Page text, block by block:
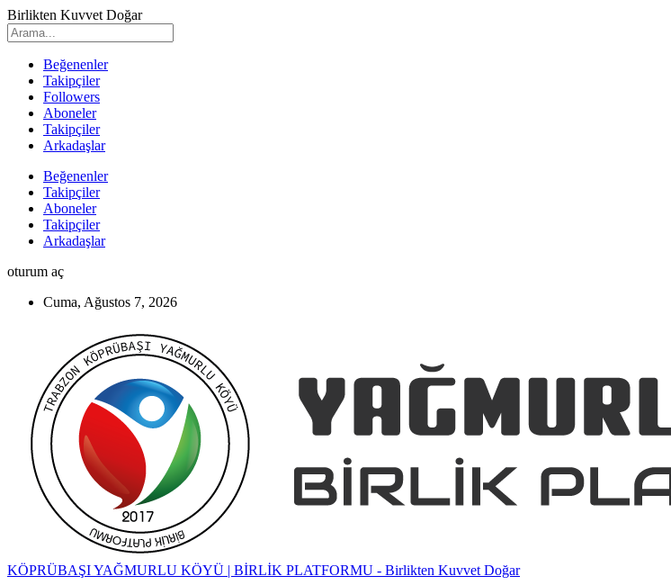
Birlikten Kuvvet Doğar
Beğenenler
Takipçiler
Followers
Aboneler
Takipçiler
Arkadaşlar
Beğenenler
Takipçiler
Aboneler
Takipçiler
Arkadaşlar
oturum aç
Cuma, Ağustos 7, 2026
KÖPRÜBAŞI YAĞMURLU KÖYÜ | BİRLİK PLATFORMU - Birlikten Kuvvet Doğar